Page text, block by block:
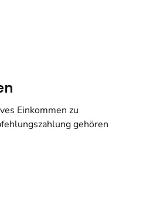
Einkommen zu
gehören